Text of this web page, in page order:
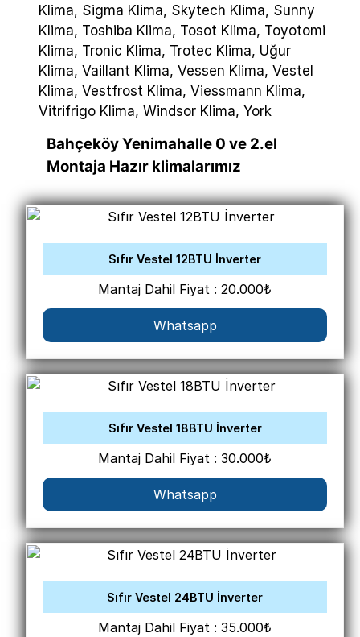
Klima, Sigma Klima, Skytech Klima, Sunny
Klima, Toshiba Klima, Tosot Klima, Toyotomi
Klima, Tronic Klima, Trotec Klima, Uğur
Klima, Vaillant Klima, Vessen Klima, Vestel
Klima, Vestfrost Klima, Viessmann Klima,
Vitrifrigo Klima, Windsor Klima, York
Bahçeköy Yenimahalle 0 ve 2.el
Montaja Hazır klimalarımız
Sıfır Vestel 12BTU İnverter
Mantaj Dahil Fiyat : 20.000₺
Whatsapp
Sıfır Vestel 18BTU İnverter
Mantaj Dahil Fiyat : 30.000₺
Whatsapp
Sıfır Vestel 24BTU İnverter
Mantaj Dahil Fiyat : 35.000₺